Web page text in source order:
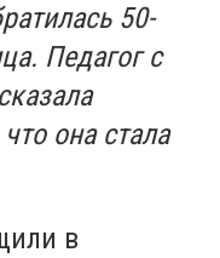
50-
Педагог с
она стала
в